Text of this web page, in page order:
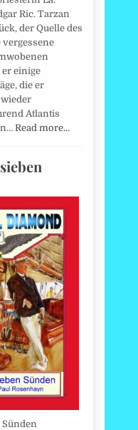
Ric. Tarzan
der Quelle des
vergessene
einige
die er
Atlantis
Read more…
Sünden